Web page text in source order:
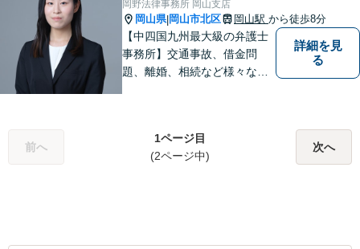
岡野法律事務所 岡山支店
岡山県|岡山市北区 岡山駅 から徒歩8分
【中四国九州最大級の弁護士
事務所】交通事故、借金問
題、離婚、相続など様々な問
詳細を見
る
前へ
1ページ目
(2ページ中)
次へ